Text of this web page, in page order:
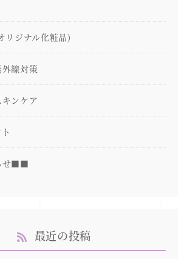
リジナル化粧品)
線対策
ンケア
せ■■
最近の投稿